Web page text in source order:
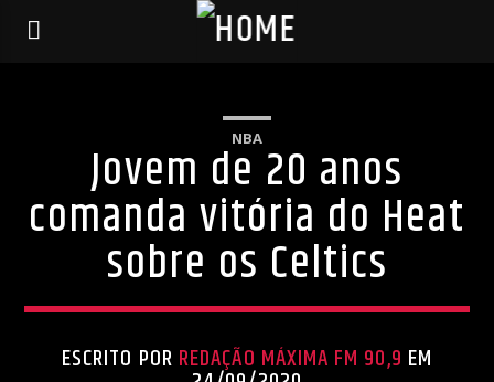
NBA
Jovem de 20 anos
comanda vitória do Heat
sobre os Celtics
ESCRITO POR REDAÇÃO MÁXIMA FM 90,9 EM